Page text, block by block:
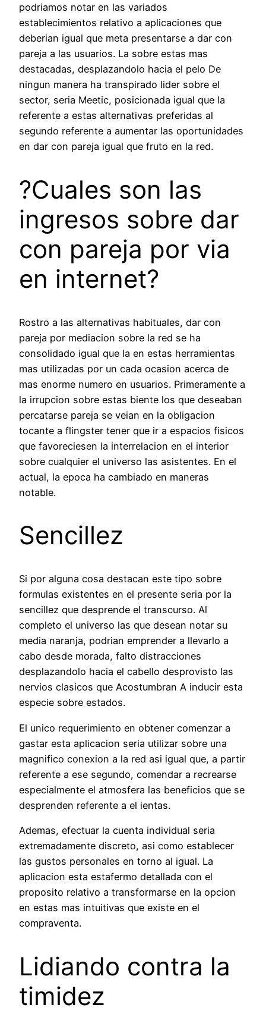
podriamos notar en las variados
establecimientos relativo a aplicaciones que
deberian igual que meta presentarse a dar con
pareja a las usuarios. La sobre estas mas
destacadas, desplazandolo hacia el pelo De
ningun manera ha transpirado lider sobre el
sector, seri­a Meetic, posicionada igual que la
referente a estas alternativas preferidas al
segundo referente a aumentar las oportunidades
en dar con pareja igual que fruto en la red.
?Cuales son las
ingresos sobre dar
con pareja por via
en internet?
Rostro a las alternativas habituales, dar con
pareja por mediacion sobre la red se ha
consolidado igual que la en estas herramientas
mas utilizadas por un cada ocasion acerca de
mas enorme numero en usuarios. Primeramente a
la irrupcion sobre estas biente los que deseaban
percatarse pareja se veian en la obligacion
tocante a flingster tener que ir a espacios fisicos
que favoreciesen la interrelacion en el interior
sobre cualquier el universo las asistentes. En el
actual, la epoca ha cambiado en maneras
notable.
Sencillez
Si por alguna cosa destacan este tipo sobre
formulas existentes en el presente seria por la
sencillez que desprende el transcurso. Al
completo el universo las que desean notar su
media naranja, podrian emprender a llevarlo a
cabo desde morada, falto distracciones
desplazandolo hacia el cabello desprovisto las
nervios clasicos que Acostumbran A inducir esta
especie sobre estados.
El unico requerimiento en obtener comenzar a
gastar esta aplicacion seria utilizar sobre una
magnifico conexion a la red asi igual que, a partir
referente a ese segundo, comendar a recrearse
especialmente el atmosfera las beneficios que se
desprenden referente a el ientas.
Ademas, efectuar la cuenta individual seria
extremadamente discreto, asi como establecer
las gustos personales en torno al igual. La
aplicacion esta estafermo detallada con el
proposito relativo a transformarse en la opcion
en estas mas intuitivas que existe en el
compraventa.
Lidiando contra la
timidez